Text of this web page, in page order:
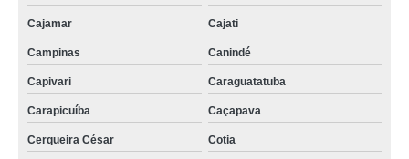
Cajamar Cajati
Campinas Canindé
Capivari Caraguatatuba
Carapicuíba Caçapava
Cerqueira César Cotia